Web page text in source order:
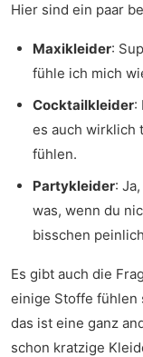
Hier sind ein paar
Maxikleider:
fühle ich mich
Cocktailkleider:
es auch wirklich
fühlen.
Partykleider:
was, wenn du
bisschen
Es gibt auch die
einige Stoffe fühlen
das ist eine ganz
schon kratzige